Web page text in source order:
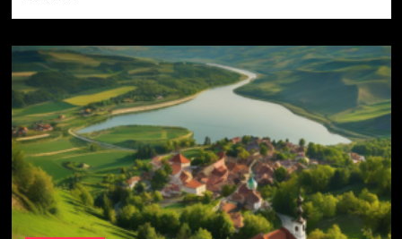
Descoperă
Câmpia
Turzii,
Istorie
și
Atracții
Turistice.